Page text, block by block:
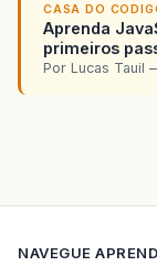
CASA DO
Aprenda
primeiros
Por Lucas Tauil
NAVEGUE